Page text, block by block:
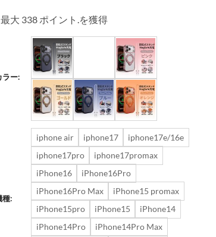
最大 338 ポイント.を獲得
ラー:
種:
iphone air iphone17
iphone17e/16e
iphone17pro
iphone17promax
iPhone16
iPhone16Pro
iPhone16Pro Max
iPhone15 promax
iPhone15pro
iPhone15
iPhone14
iPhone14Pro
iPhone14Pro Max